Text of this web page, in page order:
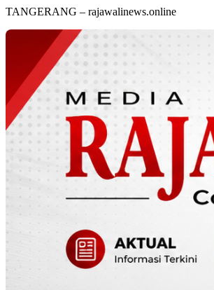
TANGERANG – rajawalinews.online